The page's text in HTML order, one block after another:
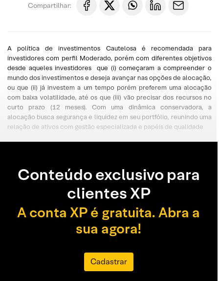
Compartilhar:
A política de investimentos Cautelosa é recomendada para
investidores com perfil Moderado, porém com diferentes objetivos
desde aqueles investidores que (i) começaram a compreender o
mundo dos investimentos e deseja avançar nas opções de alocação,
ou que (ii) já investem a um tempo porém preferem uma alocação
com baixa volatilidade, até os que (iii) vão precisar dos recursos no
curto prazo (12 meses). Com uma dinâmica conservadora, a
alocação busca segurança e liquidez em seu portfólio, reunindo uma
relação de ativos com gestão especializada e papéis de qualidade
Conteúdo exclusivo para
clientes XP
A conta XP é gratuita. Abra a
sua agora!
Cadastrar